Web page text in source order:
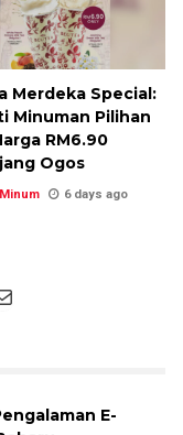
Merdeka Special:
Minuman Pilihan
RM6.90
Ogos
6 days ago
E-